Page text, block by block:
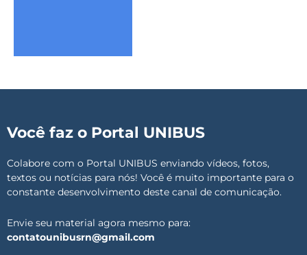
Você faz o Portal UNIBUS
Colabore com o Portal UNIBUS enviando vídeos, fotos,
textos ou notícias para nós! Você é muito importante para o
constante desenvolvimento deste canal de comunicação.
Envie seu material agora mesmo para:
contatounibusrn@gmail.com